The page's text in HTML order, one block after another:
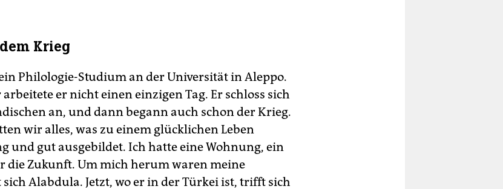
Krieg
Philologie-Studium an der Universität in Aleppo.
er nicht einen einzigen Tag. Er schloss sich
an, und dann begann auch schon der Krieg.
wir alles, was zu einem glücklichen Leben
und gut ausgebildet. Ich hatte eine Wohnung, ein
die Zukunft. Um mich herum waren meine
Alabdula. Jetzt, wo er in der Türkei ist, trifft sich